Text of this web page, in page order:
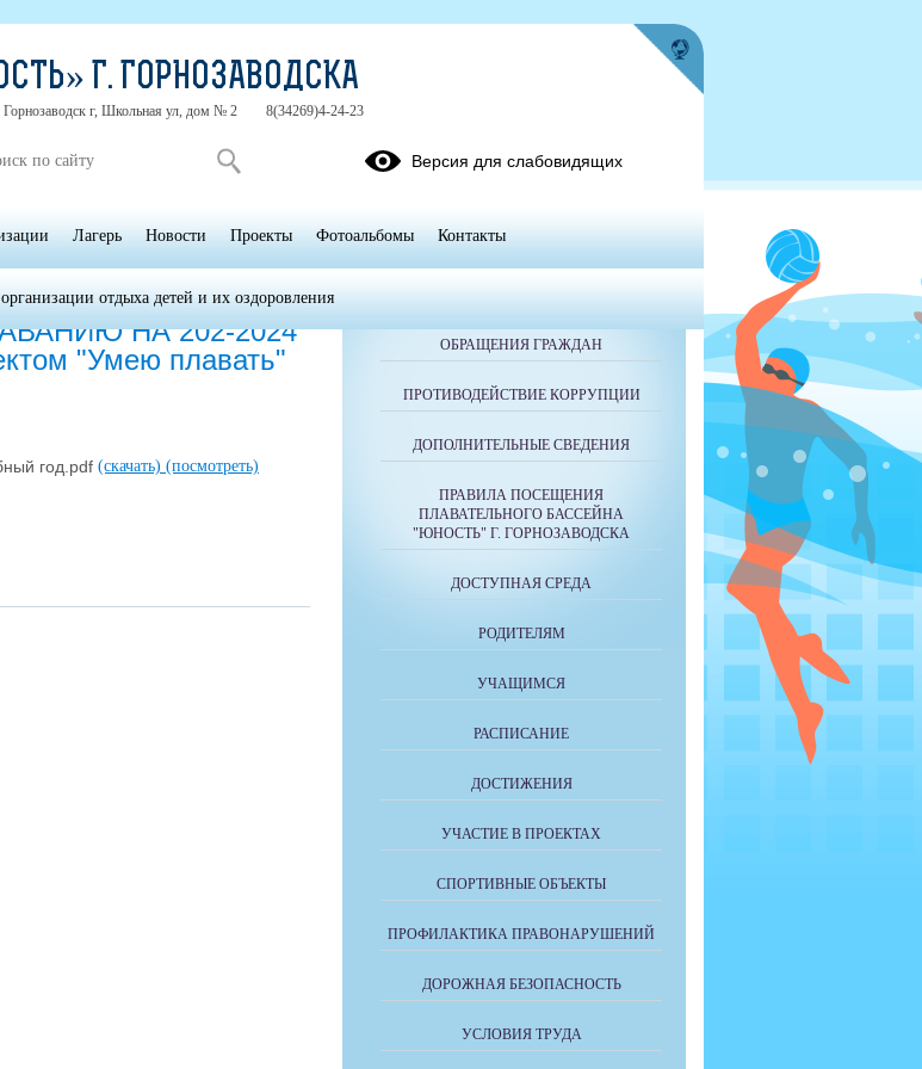
НА 202-2024
"Умею плавать"
год.pdf (скачать) (посмотреть)
ОБРАЩЕНИЯ ГРАЖДАН
ПРОТИВОДЕЙСТВИЕ КОРРУПЦИИ
ДОПОЛНИТЕЛЬНЫЕ СВЕДЕНИЯ
ПРАВИЛА ПОСЕЩЕНИЯ
ПЛАВАТЕЛЬНОГО БАССЕЙНА
"ЮНОСТЬ" Г. ГОРНОЗАВОДСКА
ДОСТУПНАЯ СРЕДА
РОДИТЕЛЯМ
УЧАЩИМСЯ
РАСПИСАНИЕ
ДОСТИЖЕНИЯ
УЧАСТИЕ В ПРОЕКТАХ
СПОРТИВНЫЕ ОБЪЕКТЫ
ПРОФИЛАКТИКА ПРАВОНАРУШЕНИЙ
ДОРОЖНАЯ БЕЗОПАСНОСТЬ
УСЛОВИЯ ТРУДА
Г. ГОРНОЗАВОДСКА
г, Школьная ул, дом № 2 8(34269)4-24-23
Версия для слабовидящих
Лагерь Новости Проекты Фотоальбомы Контакты
отдыха детей и их оздоровления